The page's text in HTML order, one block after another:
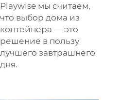
Playwise мы считаем,
что выбор дома из
контейнера — это
решение в пользу
лучшего завтрашнего
дня.